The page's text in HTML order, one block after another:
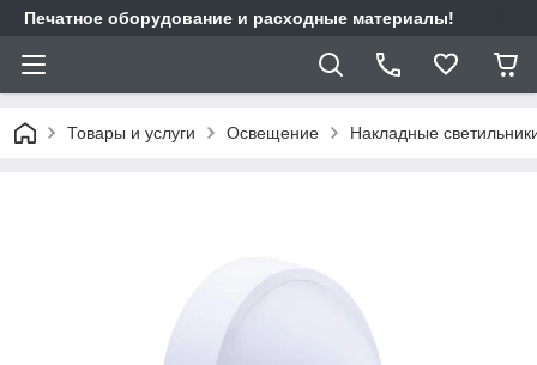
Печатное оборудование и расходные материалы!
Товары и услуги Освещение Накладные